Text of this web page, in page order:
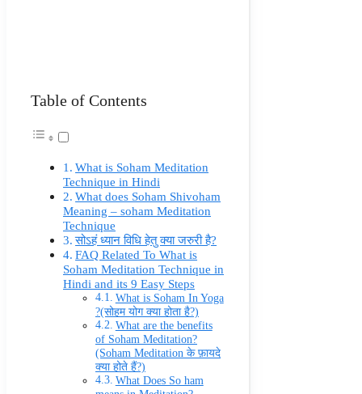
Table of Contents
What is Soham Meditation
Technique in Hindi
What does Soham Shivoham
Meaning – soham Meditation
Technique
सोऽहं ध्यान विधि हेतु क्या जरुरी है?
FAQ Related To What is
Soham Meditation Technique in
Hindi and its 9 Easy Steps
What is Soham In Yoga
?(सोहम योग क्या होता है?)
What are the benefits
of Soham Meditation?
(Soham Meditation के फ़ायदे
क्या होते हैं?)
What Does So ham